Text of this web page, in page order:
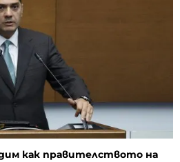
как правителството на